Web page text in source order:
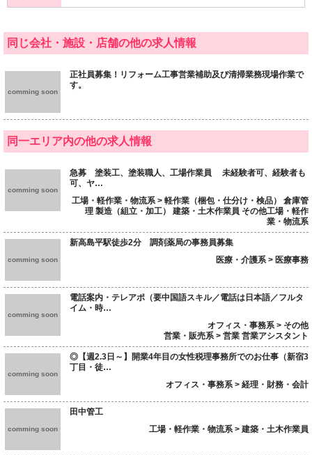
同じ会社・施設・店舗の他の求人情報
comming soon
正社員募集！リフォーム工事営業補助及び清掃業務現場作業で
す。
同一エリア内の他の求人情報
comming soon
急募 塗装工、塗装職人、工場作業員 未経験者可、経験者も
可、ヤ…
工場・軽作業・物流系 > 軽作業（梱包・仕分け・検品） 倉庫管
理 製造（組立・加工） 建築・土木作業員 その他工場・軽作
業・物流系
comming soon
新高島平駅徒歩2分 調剤薬局の事務員募集
医療・介護系 > 医療事務
comming soon
電話案内・テレアポ（要中国語スキル／電話は日本語／フルタ
イム・時…
オフィス・事務系 > その他
営業・販売系 > 営業 営業アシスタント
comming soon
◎【週2.3日～】開業4年目の女性税理事務所でのお仕事（新宿3
丁目・徒…
オフィス・事務系 > 経理・財務・会計
comming soon
田中管工
工場・軽作業・物流系 > 建築・土木作業員